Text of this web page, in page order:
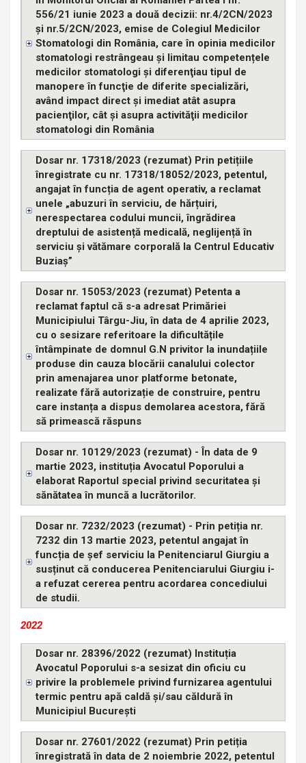
556/21 iunie 2023 a două decizii: nr.4/2CN/2023
şi nr.5/2CN/2023, emise de Colegiul Medicilor
Stomatologi din România, care în opinia medicilor
stomatologi restrângeau şi limitau competențele
medicilor stomatologi şi diferenţiau tipul de
manopere în funcţie de diferite specializări,
având impact direct şi imediat atât asupra
pacienţilor, cât şi asupra activităţii medicilor
stomatologi din România
Dosar nr. 17318/2023 (rezumat) Prin petițiile
înregistrate cu nr. 17318/18052/2023, petentul,
angajat în funcția de agent operativ, a reclamat
unele „abuzuri în serviciu, de hărțuiri,
nerespectarea codului muncii, îngrădirea
dreptului de asistență medicală, neglijență în
serviciu și vătămare corporală la Centrul Educativ
Buziaș”
Dosar nr. 15053/2023 (rezumat) Petenta a
reclamat faptul că s-a adresat Primăriei
Municipiului Târgu-Jiu, în data de 4 aprilie 2023,
cu o sesizare referitoare la dificultățile
întâmpinate de domnul G.N privitor la inundațiile
produse din cauza blocării canalului colector
prin amenajarea unor platforme betonate,
realizate fără autorizație de construire, pentru
care instanța a dispus demolarea acestora, fără
să primească răspuns
Dosar nr. 10129/2023 (rezumat) - În data de 9
martie 2023, instituția Avocatul Poporului a
elaborat Raportul special privind securitatea și
sănătatea în muncă a lucrătorilor.
Dosar nr. 7232/2023 (rezumat) - Prin petiția nr.
7232 din 13 martie 2023, petentul angajat în
funcția de șef serviciu la Penitenciarul Giurgiu a
susținut că conducerea Penitenciarului Giurgiu i-
a refuzat cererea pentru acordarea concediului
de studii.
2022
Dosar nr. 28396/2022 (rezumat) Instituția
Avocatul Poporului s-a sesizat din oficiu cu
privire la problemele privind furnizarea agentului
termic pentru apă caldă și/sau căldură în
Municipiul București
Dosar nr. 27601/2022 (rezumat) Prin petiția
înregistrată în data de 2 noiembrie 2022, petentul